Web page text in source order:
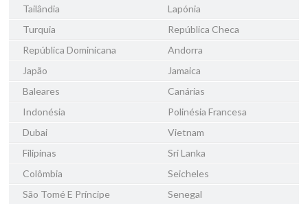
Tailândia
Lapónia
Turquia
República Checa
República Dominicana
Andorra
Japão
Jamaica
Baleares
Canárias
Indonésia
Polinésia Francesa
Dubai
Vietnam
Filipinas
Sri Lanka
Colômbia
Seicheles
São Tomé E Príncipe
Senegal